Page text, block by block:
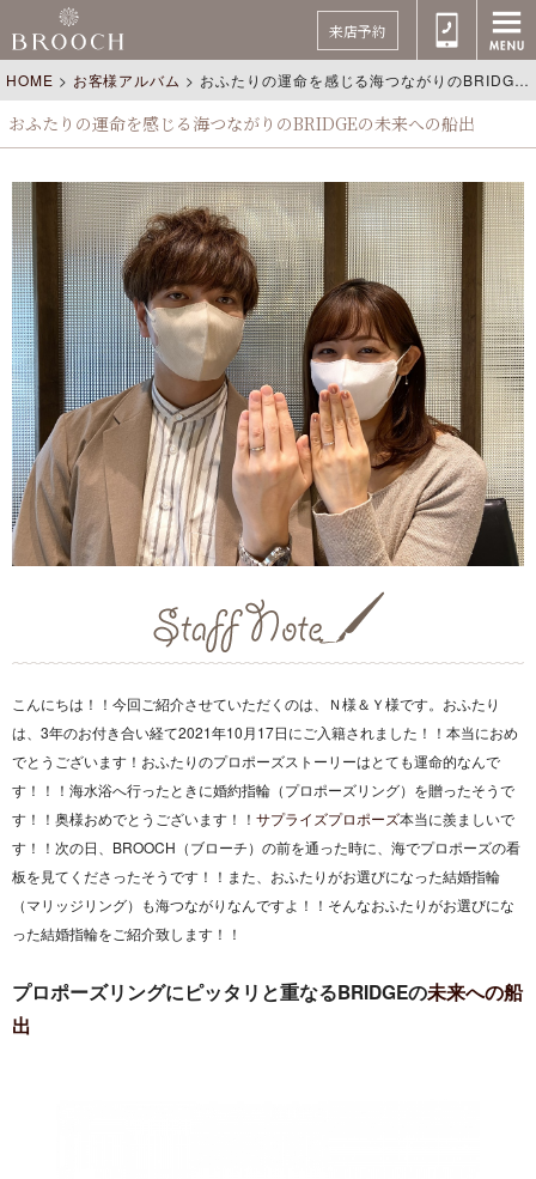
来店予約
HOME > お客様アルバム > おふたりの運命を感じる海つながりのBRIDGEの未来への船出
おふたりの運命を感じる海つながりのBRIDGEの未来への船出
こんにちは！！今回ご紹介させていただくのは、Ｎ様＆Ｙ様です。おふたり
は、3年のお付き合い経て2021年10月17日にご入籍されました！！本当におめ
でとうございます！おふたりのプロポーズストーリーはとても運命的なんで
す！！！海水浴へ行ったときに婚約指輪（プロポーズリング）を贈ったそうで
す！！奥様おめでとうございます！！ サプライズプロポーズ本当に羨ましいで
す！！次の日、BROOCH（ブローチ）の前を通った時に、海でプロポーズの看
板を見てくださったそうです！！また、おふたりがお選びになった結婚指輪
（マリッジリング）も海つながりなんですよ！！そんなおふたりがお選びにな
った結婚指輪をご紹介致します！！
プロポーズリングにピッタリと重なるBRIDGEの未来への船
出